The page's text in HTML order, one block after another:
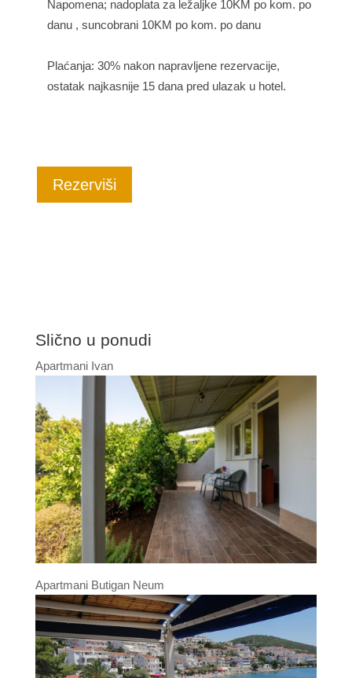
Napomena; nadoplata za ležaljke 10KM po kom. po
danu , suncobrani 10KM po kom. po danu
Plaćanja: 30% nakon napravljene rezervacije,
ostatak najkasnije 15 dana pred ulazak u hotel.
Rezerviši
Slično u ponudi
Apartmani Ivan
Apartmani Butigan Neum